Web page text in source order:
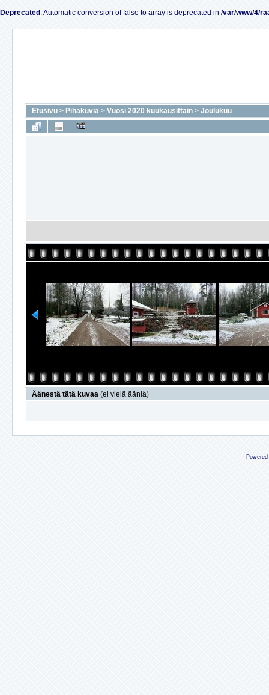
Deprecated : Automatic conversion of false to array is deprecated in /var/www/4/
Etusivu > Pihakuvia > Vuosi 2020 kuukausittain > Joulukuu
Äänestä tätä kuvaa (ei vielä ääniä)